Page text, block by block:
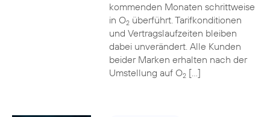
kommenden Monaten schrittweise
in O2überführt. Tarifkonditionen
und Vertragslaufzeiten bleiben
dabei unverändert. Alle Kunden
beider Marken erhalten nach der
Umstellung auf O2[…]